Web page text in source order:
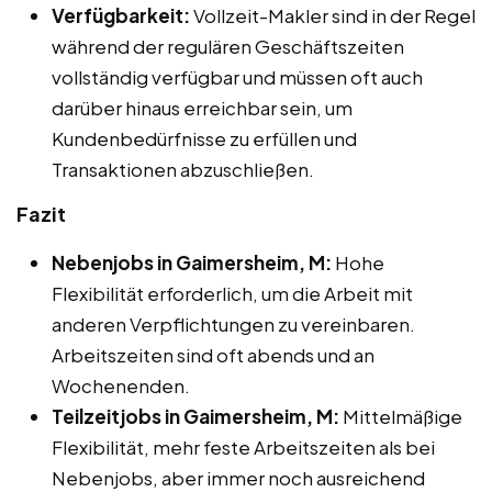
Verfügbarkeit:Vollzeit-Makler sind in der Regel
während der regulären Geschäftszeiten
vollständig verfügbar und müssen oft auch
darüber hinaus erreichbar sein, um
Kundenbedürfnisse zu erfüllen und
Transaktionen abzuschließen.
Fazit
Nebenjobs in Gaimersheim, M: Hohe
Flexibilität erforderlich, um die Arbeit mit
anderen Verpflichtungen zu vereinbaren.
Arbeitszeiten sind oft abends und an
Wochenenden.
Teilzeitjobs in Gaimersheim, M: Mittelmäßige
Flexibilität, mehr feste Arbeitszeiten als bei
Nebenjobs, aber immer noch ausreichend